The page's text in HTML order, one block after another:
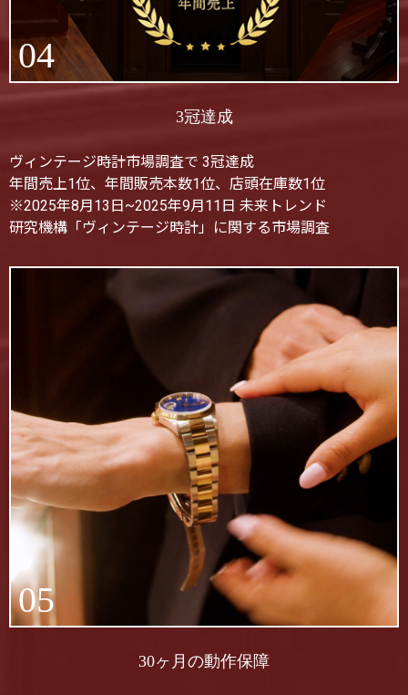
04
3冠達成
ヴィンテージ時計市場調査で 3冠達成
年間売上1位、年間販売本数1位、店頭在庫数1位
※2025年8月13日~2025年9月11日 未来トレンド
研究機構「ヴィンテージ時計」に関する市場調査
05
30ヶ月の動作保障